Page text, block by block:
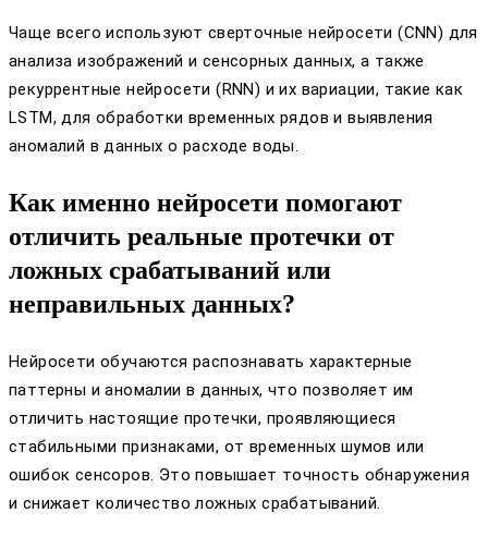
Чаще всего используют сверточные нейросети (CNN) для
анализа изображений и сенсорных данных, а также
рекуррентные нейросети (RNN) и их вариации, такие как
LSTM, для обработки временных рядов и выявления
аномалий в данных о расходе воды.
Как именно нейросети помогают
отличить реальные протечки от
ложных срабатываний или
неправильных данных?
Нейросети обучаются распознавать характерные
паттерны и аномалии в данных, что позволяет им
отличить настоящие протечки, проявляющиеся
стабильными признаками, от временных шумов или
ошибок сенсоров. Это повышает точность обнаружения
и снижает количество ложных срабатываний.